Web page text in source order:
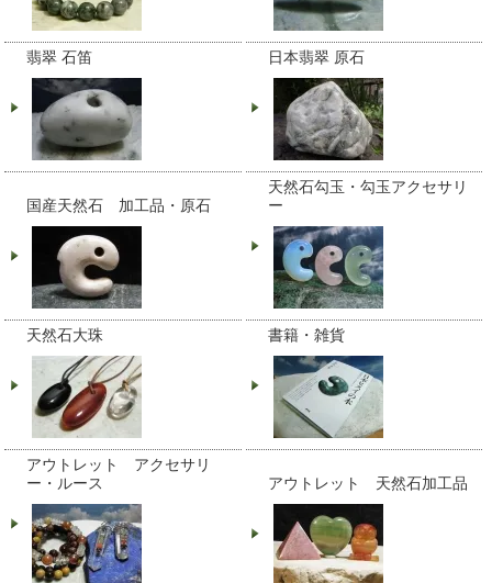
翡翠 石笛 日本翡翠 原石
国産天然石 加工品・原石
天然石勾玉・勾玉アクセサリ
ー
天然石大珠 書籍・雑貨
アウトレット アクセサリ
ー・ルース
アウトレット 天然石加工品